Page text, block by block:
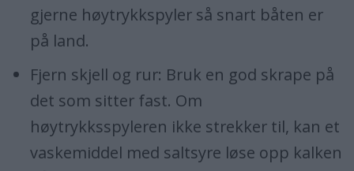
gjerne høytrykkspyler så snart båten er
på land.
Fjern skjell og rur: Bruk en god skrape på
det som sitter fast. Om
høytrykksspyleren ikke strekker til, kan et
vaskemiddel med saltsyre løse opp kalken